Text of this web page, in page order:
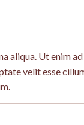
aliqua. Ut enim
velit esse